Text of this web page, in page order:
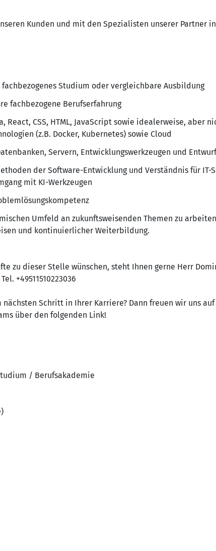
Kunden und mit den Spezialisten unserer Partner
Studium oder vergleichbare Ausbildung
fachbezogene Berufserfahrung
React, CSS, HTML, JavaScript sowie idealerweise, aber
(z.B. Docker, Kubernetes) sowie Cloud
Servern, Entwicklungswerkzeugen und
der Software-Entwicklung und Verständnis für IT-
mit KI-Werkzeugen
Umfeld an zukunftsweisenden Themen zu
und kontinuierlicher Weiterbildung.
zu dieser Stelle wünschen, steht Ihnen gerne Herr
+49511510223036
Schritt in Ihrer Karriere? Dann freuen wir uns
über den folgenden Link!
/ Berufsakademie